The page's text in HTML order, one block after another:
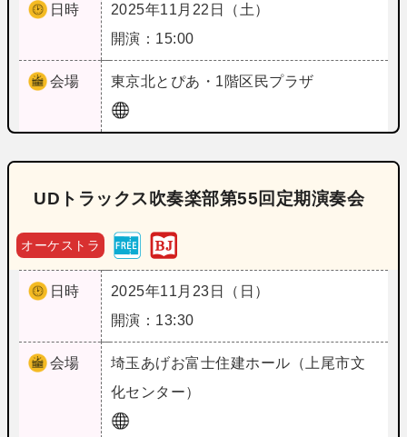
日時
2025年11月22日（土）
開演：15:00
会場 東京北とぴあ・1階区民プラザ
UDトラックス吹奏楽部第55回定期演奏会
オーケストラ
日時
2025年11月23日（日）
開演：13:30
会場 埼玉 あげお富士住建ホール（上尾市文
化センター）